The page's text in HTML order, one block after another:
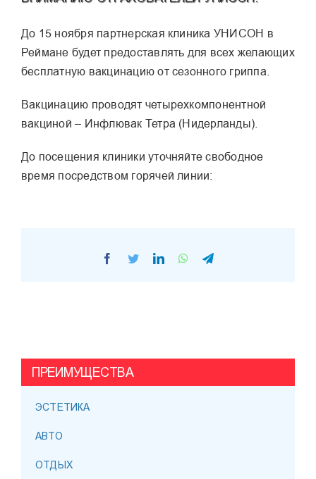
До 15 ноября партнерская клиника УНИСОН в
Реймане будет предоставлять для всех желающих
бесплатную вакцинацию от сезонного гриппа.
Вакцинацию проводят четырехкомпонентной
вакциной – Инфлювак Тетра (Нидерланды).
До посещения клиники уточняйте свободное
время посредством горячей линии:
Facebook
TwitterLinkedInWhatsAppTelegram
ПРЕИМУЩЕСТВА
ЭСТЕТИКА
АВТО
ОТДЫХ